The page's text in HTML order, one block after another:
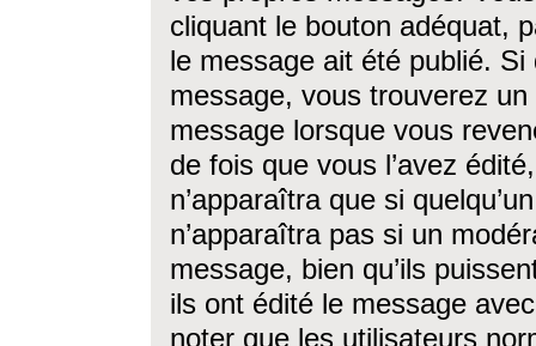
cliquant le bouton adéquat,
le message ait été publié. Si
message, vous trouverez
message lorsque vous
de fois que vous l’avez
n’apparaîtra que si
n’apparaîtra pas si un
message, bien qu’ils
ils ont édité le message
noter que les utilisateurs